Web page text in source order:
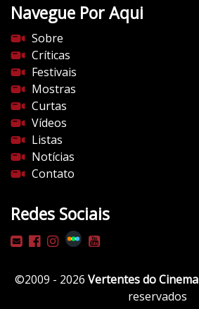
e
s
d
o
c
i
n
e
m
a
c
o
m
w
Navegue Por Aqui
Sobre
Críticas
Festivais
Mostras
Curtas
Vídeos
Listas
Notícias
Contato
Redes Sociais
©2009 - 2026 Vertentes do Cinema
reservados